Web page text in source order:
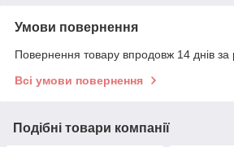
Умови повернення
Повернення товару впродовж 14 днів за
Всі умови повернення
Подібні товари компанії